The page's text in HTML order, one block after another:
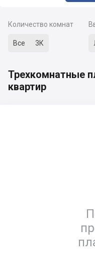
Количество комнат
Все 3К
Трехкомнатные
квартир